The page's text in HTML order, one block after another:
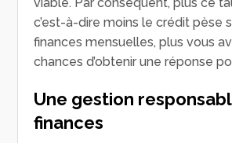
c’est-à-dire moins le crédit pèse
finances mensuelles, plus vous
chances d’obtenir une réponse
Une gestion
finances